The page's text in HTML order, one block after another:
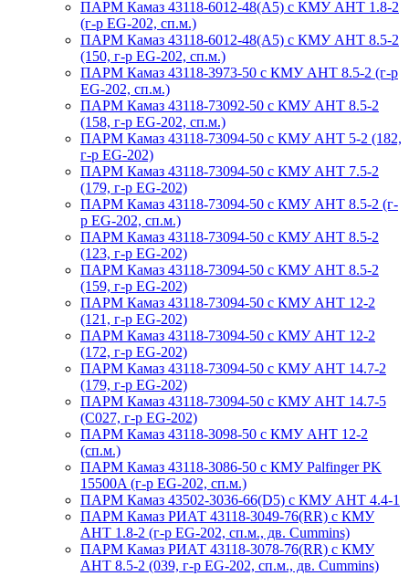
ПАРМ Камаз 43118-6012-48(А5) с КМУ АНТ 1.8-2
(г-р EG-202, сп.м.)
ПАРМ Камаз 43118-6012-48(А5) с КМУ АНТ 8.5-2
(150, г-р EG-202, сп.м.)
ПАРМ Камаз 43118-3973-50 с КМУ АНТ 8.5-2 (г-р
EG-202, сп.м.)
ПАРМ Камаз 43118-73092-50 с КМУ АНТ 8.5-2
(158, г-р EG-202, сп.м.)
ПАРМ Камаз 43118-73094-50 с КМУ АНТ 5-2 (182,
г-р EG-202)
ПАРМ Камаз 43118-73094-50 с КМУ АНТ 7.5-2
(179, г-р EG-202)
ПАРМ Камаз 43118-73094-50 с КМУ АНТ 8.5-2 (г-
р EG-202, сп.м.)
ПАРМ Камаз 43118-73094-50 с КМУ АНТ 8.5-2
(123, г-р EG-202)
ПАРМ Камаз 43118-73094-50 с КМУ АНТ 8.5-2
(159, г-р EG-202)
ПАРМ Камаз 43118-73094-50 с КМУ АНТ 12-2
(121, г-р EG-202)
ПАРМ Камаз 43118-73094-50 с КМУ АНТ 12-2
(172, г-р EG-202)
ПАРМ Камаз 43118-73094-50 с КМУ АНТ 14.7-2
(179, г-р EG-202)
ПАРМ Камаз 43118-73094-50 с КМУ АНТ 14.7-5
(С027, г-р EG-202)
ПАРМ Камаз 43118-3098-50 с КМУ АНТ 12-2
(сп.м.)
ПАРМ Камаз 43118-3086-50 с КМУ Palfinger PK
15500A (г-р EG-202, сп.м.)
ПАРМ Камаз 43502-3036-66(D5) с КМУ АНТ 4.4-1
ПАРМ Камаз РИАТ 43118-3049-76(RR) с КМУ
АНТ 1.8-2 (г-р EG-202, сп.м., дв. Cummins)
ПАРМ Камаз РИАТ 43118-3078-76(RR) с КМУ
АНТ 8.5-2 (039, г-р EG-202, сп.м., дв. Cummins)